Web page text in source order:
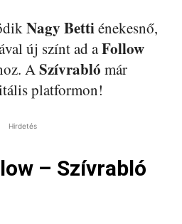
Nagy Bettiénekesnő,
új színt ad aFollow
ASzívrabló már
platformon!
Hirdetés
– Szívrabló